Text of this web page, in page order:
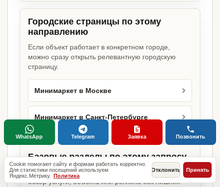
Городские страницы по этому
направлению
Если объект работает в конкретном городе,
можно сразу открыть релевантную городскую
страницу.
Минимаркет в Москве
Минимаркет в Санкт-Петербурге
Базовые разделы по этому запросу
Родительские страницы дают более широкий
обзор услуги, объекта или региона без лишних
Cookie помогают сайту и формам работать корректно.
Для статистики посещений используем
Яндекс.Метрику. Политика
Отклонить Принять
WhatsApp Telegram Заявка Позвонить